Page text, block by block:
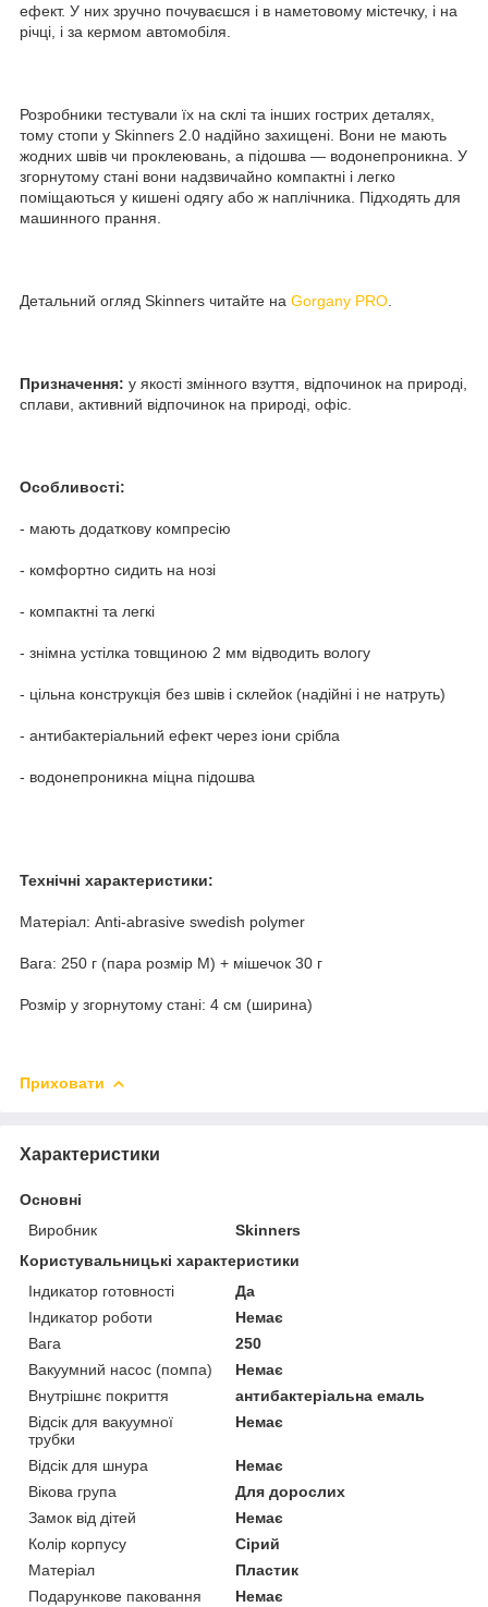
ефект. У них зручно почуваєшся і в наметовому містечку, і на
річці, і за кермом автомобіля.
Розробники тестували їх на склі та інших гострих деталях,
тому стопи у Skinners 2.0 надійно захищені. Вони не мають
жодних швів чи проклеювань, а підошва — водонепроникна. У
згорнутому стані вони надзвичайно компактні і легко
поміщаються у кишені одягу або ж наплічника. Підходять для
машинного прання.
Детальний огляд Skinners читайте на Gorgany PRO
Призначення: у якості змінного взуття, відпочинок на природі,
сплави, активний відпочинок на природі, офіс.
Особливості:
- мають додаткову компресію
- комфортно сидить на нозі
- компактні та легкі
- знімна устілка товщиною 2 мм відводить вологу
- цільна конструкція без швів і склейок (надійні і не натруть)
- антибактеріальний ефект через іони срібла
- водонепроникна міцна підошва
Технічні характеристики:
Матеріал: Anti-abrasive swedish polymer
Вага: 250 г (пара розмір М) + мішечок 30 г
Розмір у згорнутому стані: 4 см (ширина)
Приховати
Характеристики
Основні
Виробник
Skinners
Користувальницькі характеристики
Індикатор готовності
Да
Індикатор роботи
Немає
Вага
250
Вакуумний насос (помпа)
Немає
Внутрішнє покриття
антибактеріальна емаль
Відсік для вакуумної
трубки
Немає
Відсік для шнура
Немає
Вікова група
Для дорослих
Замок від дітей
Немає
Колір корпусу
Сірий
Матеріал
Пластик
Подарункове паковання
Немає